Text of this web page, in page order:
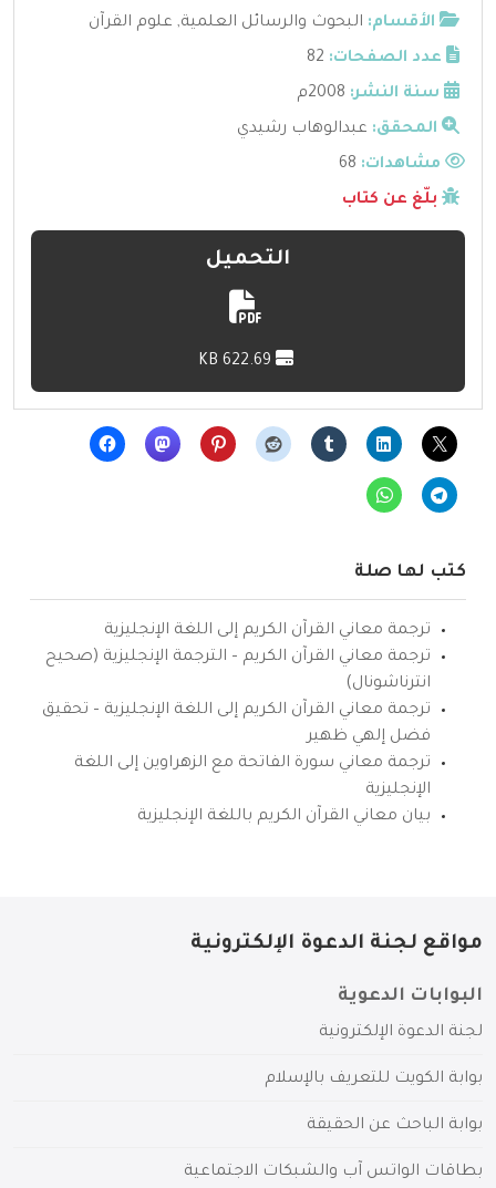
الأقسام: البحوث والرسائل العلمية, علوم القرآن
عدد الصفحات: 82
سنة النشر: 2008م
المحقق: عبدالوهاب رشيدي
مشاهدات:
بلّغ عن كتاب
التحميل
كتب لها صلة
ترجمة معاني القرآن الكريم إلى اللغة الإنجليزية
ترجمة معاني القرآن الكريم – الترجمة الإنجليزية (صحيح
انترناشونال)
ترجمة معاني القرآن الكريم إلى اللغة الإنجليزية – تحقيق
فضل إلهي ظهير
ترجمة معاني سورة الفاتحة مع الزهراوين إلى اللغة
الإنجليزية
بيان معاني القرآن الكريم باللغة الإنجليزية
مواقع لجنة الدعوة الإلكترونية
البوابات الدعوية
لجنة الدعوة الإلكترونية
بوابة الكويت للتعريف بالإسلام
بوابة الباحث عن الحقيقة
بطاقات الواتس آب والشبكات الاجتماعية